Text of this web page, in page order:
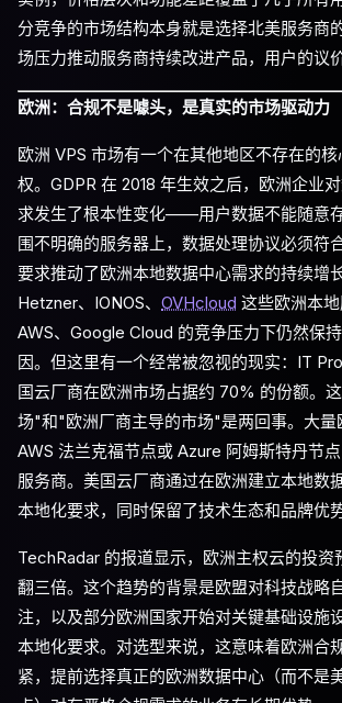
分竞争的市场结构本身就是选择北美服务
场压力推动服务商持续改进产品，用户的议
欧洲：合规不是噱头，是真实的市场驱动力
欧洲 VPS 市场有一个在其他地区不存在的
权。GDPR 在 2018 年生效之后，欧洲企业
求发生了根本性变化——用户数据不能随意
围不明确的服务器上，数据处理协议必须符
要求推动了欧洲本地数据中心需求的持续增
Hetzner、IONOS、 OVHcloud 这些欧洲本
AWS、Google Cloud 的竞争压力下仍然保
因。但这里有一个经常被忽视的现实：IT
国云厂商在欧洲市场占据约 70% 的份额。
场"和"欧洲厂商主导的市场"是两回事。大量
AWS 法兰克福节点或 Azure 阿姆斯特丹节
服务商。美国云厂商通过在欧洲建立本地数
本地化要求，同时保留了技术生态和品牌优势
TechRadar 的报道显示，欧洲主权云的投资
翻三倍。这个趋势的背景是欧盟对科技战略
注，以及部分欧洲国家开始对关键基础设施
本地化要求。对选型来说，这意味着欧洲合
紧，提前选择真正的欧洲数据中心（而不是